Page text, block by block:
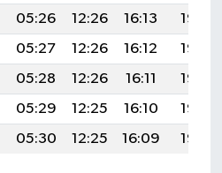
05:26 12:26 16:13
19:16
05:27 12:26 16:12
19:15
05:28 12:26 16:11
19:13
05:29 12:25 16:10
19:12
05:30 12:25 16:09 19:10